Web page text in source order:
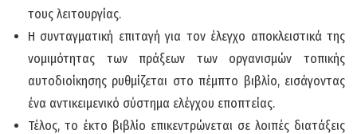
τους λειτουργίας.
Η συνταγματική επιταγή για τον έλεγχο αποκλειστικά της
νομιμότητας των πράξεων των οργανισμών τοπικής
αυτοδιοίκησης ρυθμίζεται στο πέμπτο βιβλίο, εισάγοντας
ένα αντικειμενικό σύστημα ελέγχου εποπτείας.
Τέλος, το έκτο βιβλίο επικεντρώνεται σε λοιπές διατάξεις